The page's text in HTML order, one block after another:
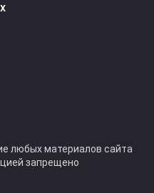
любых материалов сайта
запрещено